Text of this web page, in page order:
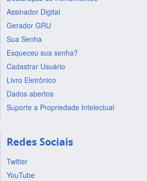
Assinador Digital
Gerador GRU
Sua Senha
Esqueceu sua senha?
Cadastrar Usuário
Livro Eletrônico
Dados abertos
Suporte a Propriedade Intelectual
Redes Sociais
Twitter
YouTube